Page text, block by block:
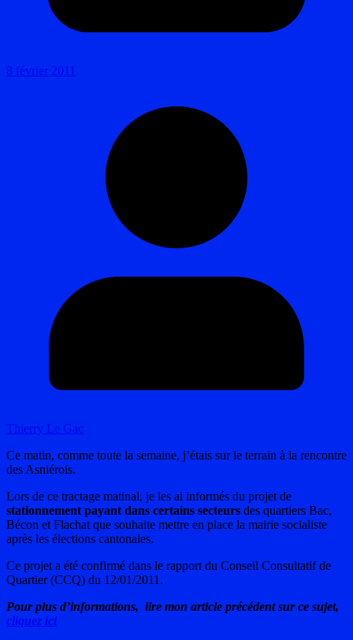
8 février 2011
Thierry Le Gac
Ce matin, comme toute la semaine, j’étais sur le terrain à la rencontre
des Asniérois.
Lors de ce tractage matinal, je les ai informés du projet de
stationnement payant dans certains secteurs des quartiers Bac,
Bécon et Flachat que souhaite mettre en place la mairie socialiste
après les élections cantonales.
Ce projet a été confirmé dans le rapport du Conseil Consultatif de
Quartier (CCQ) du 12/01/2011.
Pour plus d’informations, lire mon article précédent sur ce sujet,
cliquez ici